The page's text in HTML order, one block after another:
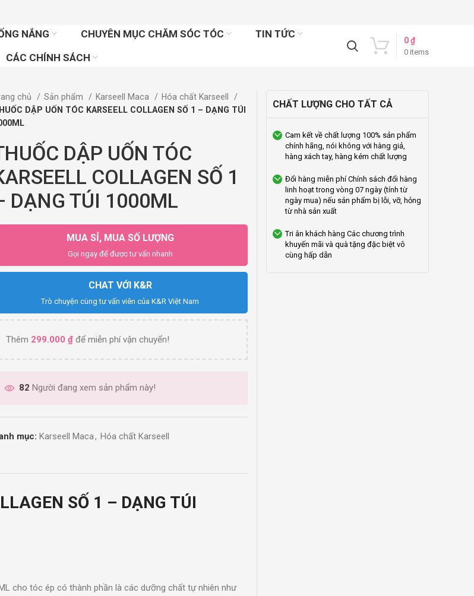
NẮNG CHUYÊN MỤC CHĂM SÓC TÓC
TIN TỨC
CÁC CHÍNH SÁCH
0 items
0₫
chủ Sản phẩm Karseell Maca
Hóa chất Karseell
DẬP UỐN TÓC KARSEELL COLLAGEN SỐ 1 – DẠNG TÚI
DẬP UỐN TÓC
COLLAGEN SỐ 1
DẠNG TÚI 1000ML
MUA SỈ, MUA SỐ LƯỢNG
Gọi ngay để được tư vấn nhanh
CHAT VỚI K&R
Trò chuyện cùng tư vấn viên của K&R Việt Nam
Thêm 299.000₫ để miễn phí vận chuyển!
82 Người đang xem sản phẩm này!
mục: Karseell Maca, Hóa chất Karseell
SỐ 1 – DẠNG TÚI
cho tóc ép có thành phần là các dưỡng chất tự nhiên như
CHẤT LƯỢNG CHO TẤT CẢ
Cam kết về chất lượng 100% sản phẩm
chính hãng, nói không với hàng giả,
hàng xách tay, hàng kém chất lượng
Đổi hàng miễn phí Chính sách đổi hàng
linh hoạt trong vòng 07 ngày (tính từ
ngày mua) nếu sản phẩm bị lỗi, vỡ, hỏng
từ nhà sản xuất
Tri ân khách hàng Các chương trình
khuyến mãi và quà tặng đặc biệt vô
cùng hấp dẫn